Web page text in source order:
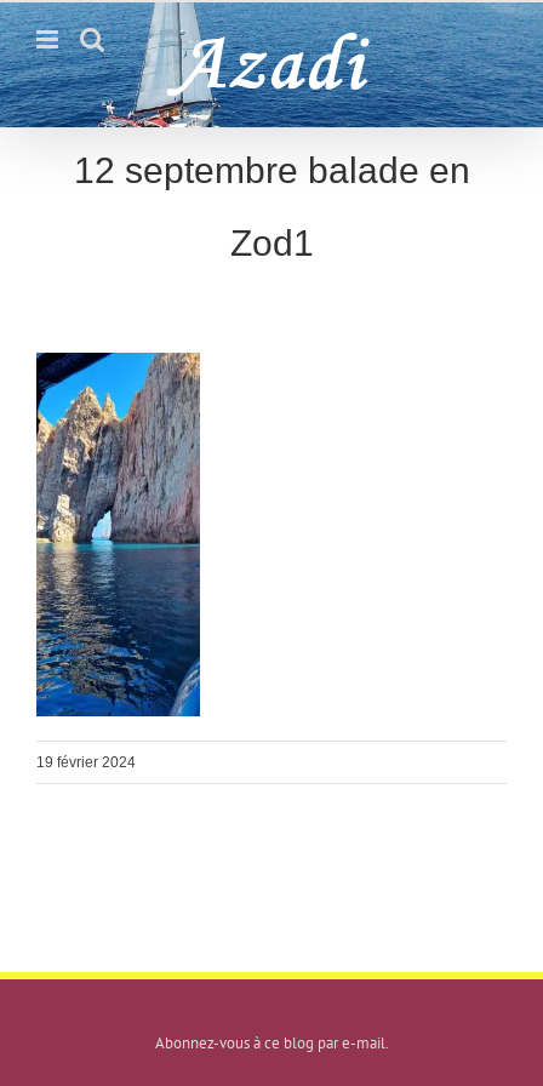
Passer
au
contenu
12 septembre balade en
Zod1
19 février 2024
Abonnez-vous à ce blog par e-mail.